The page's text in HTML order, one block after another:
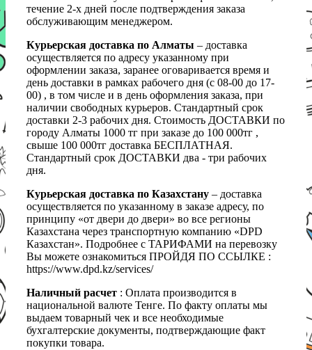
течение 2-х дней после подтверждения заказа
обслуживающим менеджером.
Курьерская доставка по Алматы – доставка
осуществляется по адресу указанному при
оформлении заказа, заранее оговаривается время и
день доставки в рамках рабочего дня (с 08-00 до 17-
00) , в том числе и в день оформления заказа, при
наличии свободных курьеров. Стандартный срок
доставки 2-3 рабочих дня. Стоимость ДОСТАВКИ по
городу Алматы 1000 тг при заказе до 100 000тг ,
свыше 100 000тг доставка БЕСПЛАТНАЯ.
Стандартный срок ДОСТАВКИ два - три рабочих
дня.
Курьерская доставка по Казахстану – доставка
осуществляется по указанному в заказе адресу, по
принципу «от двери до двери» во все регионы
Казахстана через транспортную компанию «DPD
Казахстан». Подробнее с ТАРИФАМИ на перевозку
Вы можете ознакомиться ПРОЙДЯ ПО ССЫЛКЕ :
https://www.dpd.kz/services/
Наличный расчет : Оплата производится в
национальной валюте Тенге. По факту оплаты мы
выдаем товарный чек и все необходимые
бухгалтерские документы, подтверждающие факт
покупки товара.